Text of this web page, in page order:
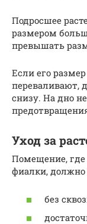
Подросшее
размером
превышать
Если его
переваливают,
снизу. На дно
Уход за
Помещение, где
фиалки,
без